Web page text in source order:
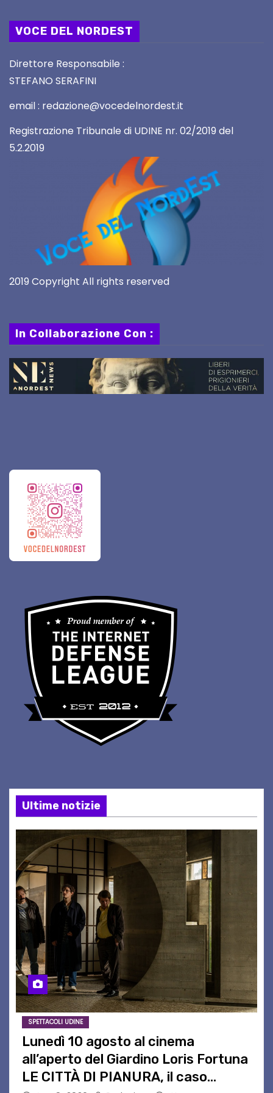
VOCE DEL NORDEST
Direttore Responsabile :
STEFANO SERAFINI
email : redazione@vocedelnordest.it
Registrazione Tribunale di UDINE nr. 02/2019 del
5.2.2019
2019 Copyright All rights reserved
In Collaborazione Con :
Ultime notizie
SPETTACOLI UDINE
Lunedì 10 agosto al cinema
all’aperto del Giardino Loris Fortuna
LE CITTÀ DI PIANURA, il caso